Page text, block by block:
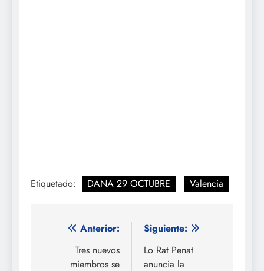
Etiquetado: DANA 29 OCTUBRE Valencia
Navegación
Anterior:
Tres nuevos
miembros se
Siguiente:
Lo Rat Penat
anuncia la